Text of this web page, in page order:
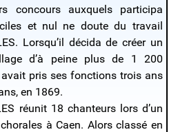
concours auxquels participa
et nul ne doute du travail
Lorsqu’il décida de créer un
d’à peine plus de 1 200
pris ses fonctions trois ans
en 1869.
réunit 18 chanteurs lors d’un
à Caen. Alors classé en